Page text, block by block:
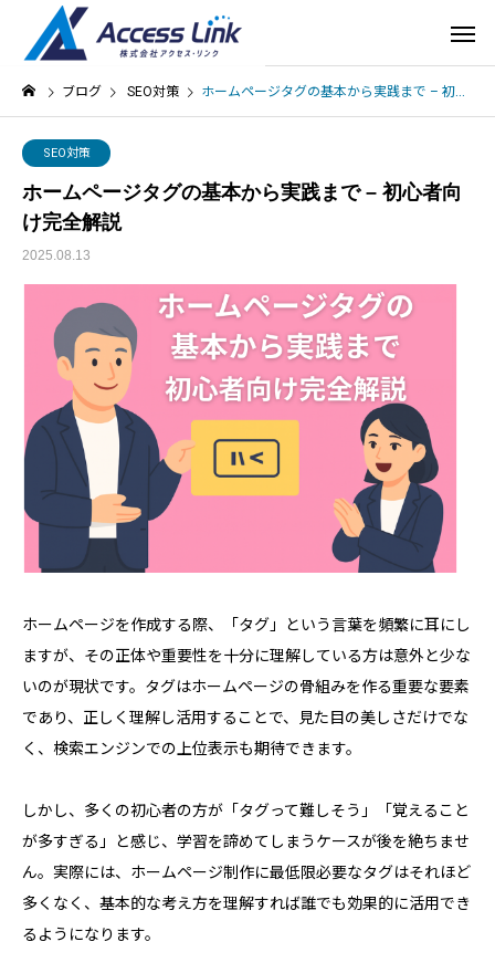
ブログ SEO対策 ホームページタグの基本から実践まで – 初心者向け完全解説
SEO対策
ホームページタグの基本から実践まで – 初心者向
け完全解説
2025.08.13
ホームページを作成する際、「タグ」という言葉を頻繁に耳にし
ますが、その正体や重要性を十分に理解している方は意外と少な
いのが現状です。タグはホームページの骨組みを作る重要な要素
であり、正しく理解し活用することで、見た目の美しさだけでな
く、検索エンジンでの上位表示も期待できます。
しかし、多くの初心者の方が「タグって難しそう」「覚えること
が多すぎる」と感じ、学習を諦めてしまうケースが後を絶ちませ
ん。実際には、ホームページ制作に最低限必要なタグはそれほど
多くなく、基本的な考え方を理解すれば誰でも効果的に活用でき
るようになります。